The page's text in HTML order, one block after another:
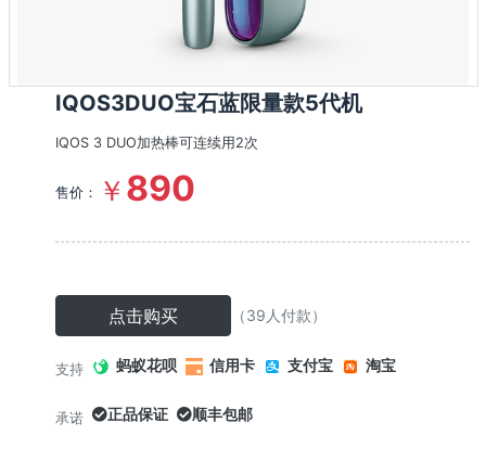
IQOS3DUO宝石蓝限量款5代机
IQOS 3 DUO加热棒可连续用2次
售价： ￥ 890
点击购买 （39人付款）
支持 蚂蚁花呗 信用卡 支付宝 淘宝
承诺 正品保证 顺丰包邮